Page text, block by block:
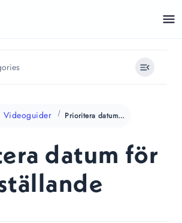
Videoguider Prioritera datum för färdigställande
datum för